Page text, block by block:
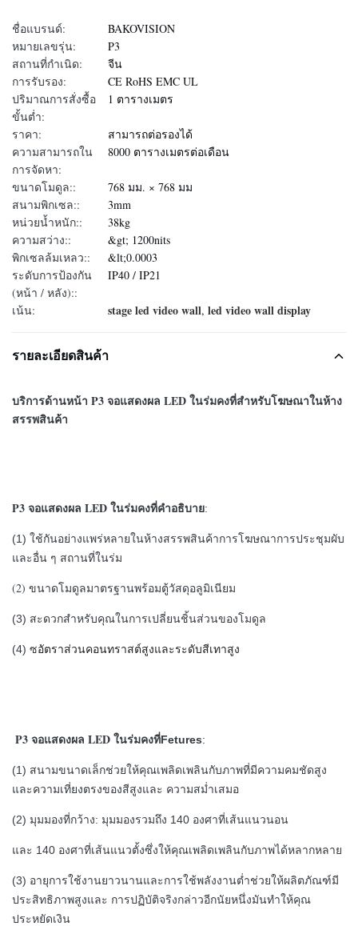
ชื่อแบรนด์:
BAKOVISION
หมายเลขรุ่น:
P3
สถานที่กำเนิด:
จีน
การรับรอง:
CE RoHS EMC UL
ปริมาณการสั่งซื้อ
ขั้นต่ำ:
1 ตารางเมตร
ราคา:
สามารถต่อรองได้
ความสามารถใน
การจัดหา:
8000 ตารางเมตรต่อเดือน
ขนาดโมดูล::
768 มม. × 768 มม
สนามพิกเซล::
3mm
หน่วยน้ำหนัก::
38kg
ความสว่าง::
&gt; 1200nits
พิกเซลล้มเหลว::
&lt;0.0003
ระดับการป้องกัน
(หน้า / หลัง)::
IP40 / IP21
เน้น: stage led video wall, led video wall display
รายละเอียดสินค้า
บริการด้านหน้า P3 จอแสดงผล LED ในร่มคงที่สำหรับโฆษณาในห้าง
สรรพสินค้า
P3 จอแสดงผล LED ในร่มคงที่คำอธิบาย:
(1) ใช้กันอย่างแพร่หลายในห้างสรรพสินค้าการโฆษณาการประชุมผับ
และอื่น ๆ สถานที่ในร่ม
(2) ขนาดโมดูลมาตรฐานพร้อมตู้วัสดุอลูมิเนียม
(3) สะดวกสำหรับคุณในการเปลี่ยนชิ้นส่วนของโมดูล
(4) ซอัตราส่วนคอนทราสต์สูงและระดับสีเทาสูง
P3 จอแสดงผล LED ในร่มคงที่Fetures:
(1) สนามขนาดเล็กช่วยให้คุณเพลิดเพลินกับภาพที่มีความคมชัดสูง
และความเที่ยงตรงของสีสูงและ ความสม่ำเสมอ
(2) มุมมองที่กว้าง: มุมมองรวมถึง 140 องศาที่เส้นแนวนอน
และ 140 องศาที่เส้นแนวตั้งซึ่งให้คุณเพลิดเพลินกับภาพได้หลากหลาย
(3) อายุการใช้งานยาวนานและการใช้พลังงานต่ำช่วยให้ผลิตภัณฑ์มี
ประสิทธิภาพสูงและ การปฏิบัติจริงกล่าวอีกนัยหนึ่งมันทำให้คุณ
ประหยัดเงิน